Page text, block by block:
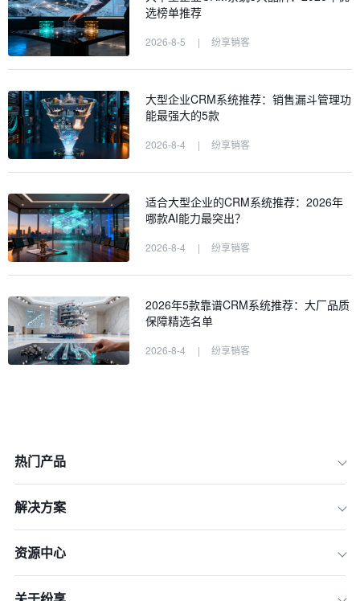
选榜单推荐
2026-8-5 | 纷享销客
大型企业CRM系统推荐：销售漏斗管理功
能最强大的5款
2026-8-4 | 纷享销客
适合大型企业的CRM系统推荐：2026年
哪款AI能力最突出？
2026-8-4 | 纷享销客
2026年5款靠谱CRM系统推荐：大厂品质
保障精选名单
2026-8-4 | 纷享销客
热门产品
解决方案
资源中心